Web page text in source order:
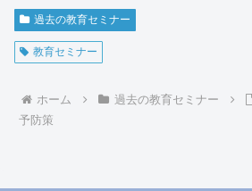
過去の教育セミナー
教育セミナー
ホーム 過去の教育セミナー
予防策